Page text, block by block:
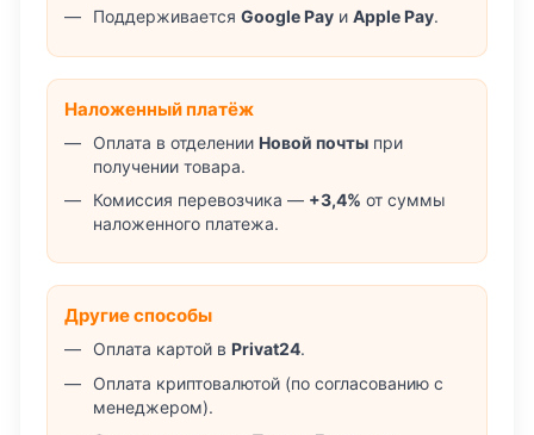
Поддерживается Google Pay и Apple Pay.
Наложенный платёж
Оплата в отделении Новой почты при
получении товара.
Комиссия перевозчика — +3,4% от суммы
наложенного платежа.
Другие способы
Оплата картой в Privat24.
Оплата криптовалютой (по согласованию с
менеджером).